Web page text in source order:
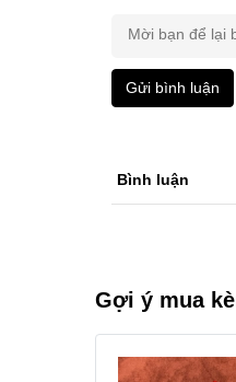
Gửi bình luận
Bình luận
Gợi ý mua